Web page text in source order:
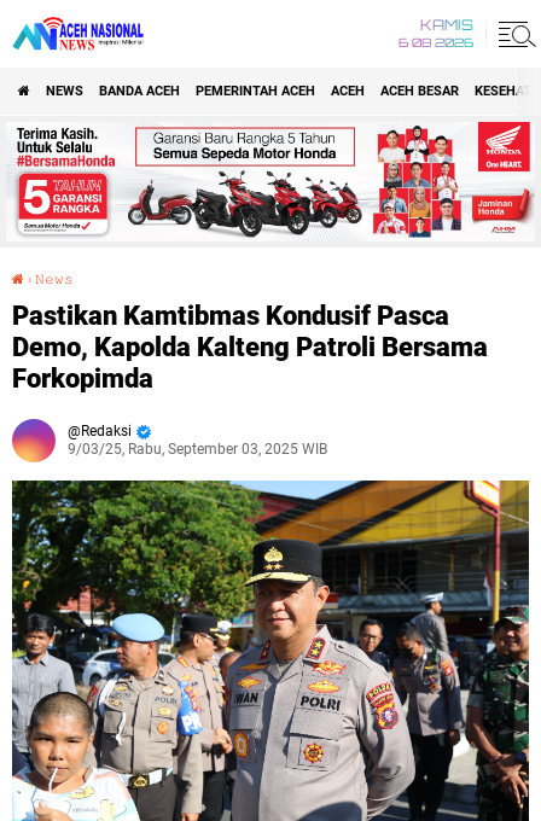
KAMIS
6 08 2026
NEWS BANDA ACEH PEMERINTAH ACEH ACEH ACEH BESAR
› 𝙽𝚎𝚠𝚜
Pastikan Kamtibmas Kondusif Pasca
Demo, Kapolda Kalteng Patroli Bersama
Forkopimda
Redaksi
9/03/25, Rabu, September 03, 2025 WIB